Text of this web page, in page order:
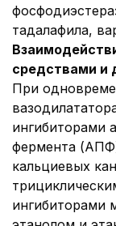
тадалафила,
средствами и
При
ингибиторами
фермента
кальциевых
ингибиторами